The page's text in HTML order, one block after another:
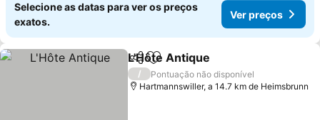
Selecione as datas para ver os preços
exatos.
Ver preços
PartilharAdicionar aos favoritos
L'Hôte Antique
/
Pontuação não disponível
Hartmannswiller, a 14.7 km de Heimsbrunn